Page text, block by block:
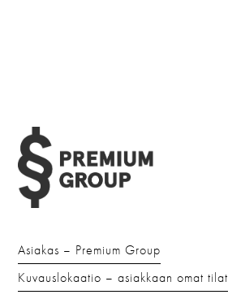
Asiakas
Premium Group
Kuvauslokaatio
asiakkaan omat tilat